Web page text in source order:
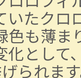
いたク
も薄ま
化として
られま